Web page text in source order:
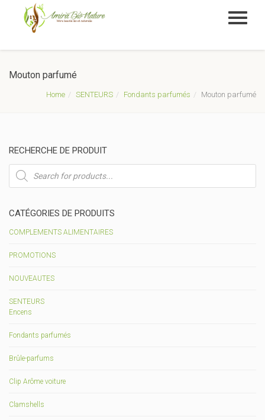
Mouton parfumé
Home SENTEURS Fondants parfumés Mouton parfumé
RECHERCHE DE PRODUIT
Recherche
de
produits
CATÉGORIES DE PRODUITS
COMPLEMENTS ALIMENTAIRES
PROMOTIONS
NOUVEAUTES
SENTEURS
Encens
Fondants parfumés
Brûle-parfums
Clip Arôme voiture
Clamshells